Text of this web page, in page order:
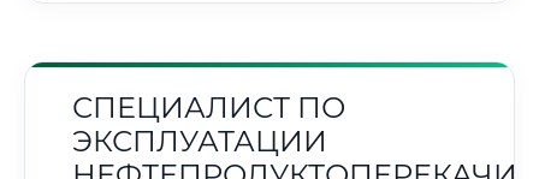
СПЕЦИАЛИСТ ПО
ЭКСПЛУАТАЦИИ